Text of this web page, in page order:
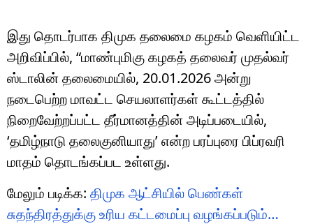
இது தொடர்பாக திமுக தலைமை கழகம் வெளியிட்ட
அறிவிப்பில், “மாண்புமிகு கழகத் தலைவர் முதல்வர்
ஸ்டாலின் தலைமையில், 20.01.2026 அன்று
நடைபெற்ற மாவட்ட செயலாளர்கள் கூட்டத்தில்
நிறைவேற்றப்பட்ட தீர்மானத்தின் அடிப்படையில்,
‘தமிழ்நாடு தலைகுனியாது’ என்ற பரப்புரை பிப்ரவரி
மாதம் தொடங்கப்பட உள்ளது.
மேலும் படிக்க: திமுக ஆட்சியில் பெண்கள்
சுதந்திரத்துக்கு உரிய கட்டமைப்பு வழங்கப்படும்…